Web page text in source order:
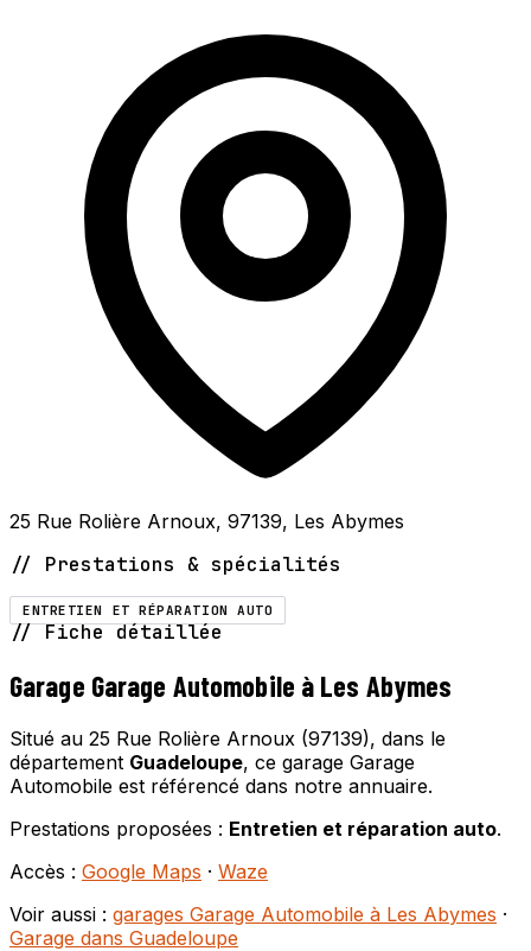
25 Rue Rolière Arnoux, 97139, Les Abymes
// Prestations & spécialités
ENTRETIEN ET RÉPARATION AUTO
// Fiche détaillée
Garage Garage Automobile à Les Abymes
Situé au 25 Rue Rolière Arnoux (97139), dans le
département Guadeloupe, ce garage Garage
Automobile est référencé dans notre annuaire.
Prestations proposées : Entretien et réparation auto.
Accès : Google Maps · Waze
Voir aussi : garages Garage Automobile à Les Abymes ·
Garage dans Guadeloupe